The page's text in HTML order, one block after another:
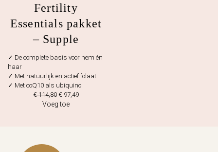
Fertility
Essentials pakket
– Supple
✓ De complete basis voor hem én
haar
✓ Met natuurlijk en actief folaat
✓ Met coQ10 als ubiquinol
€114,80 Oorspronkelijke
prijs
€ 97,49Huidige
Voeg toe